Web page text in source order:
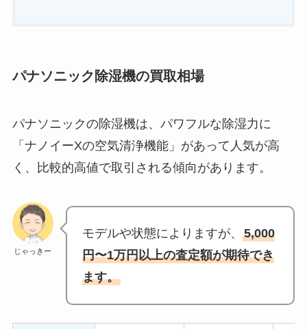
パナソニック除湿機の買取相場
パナソニックの除湿機は、パワフルな除湿力に
「ナノイーXの空気清浄機能」があって人気が高
く、比較的高値で取引される傾向があります。
じゃっきー
モデルや状態によりますが、5,000
円〜1万円以上の査定額が期待でき
ます。